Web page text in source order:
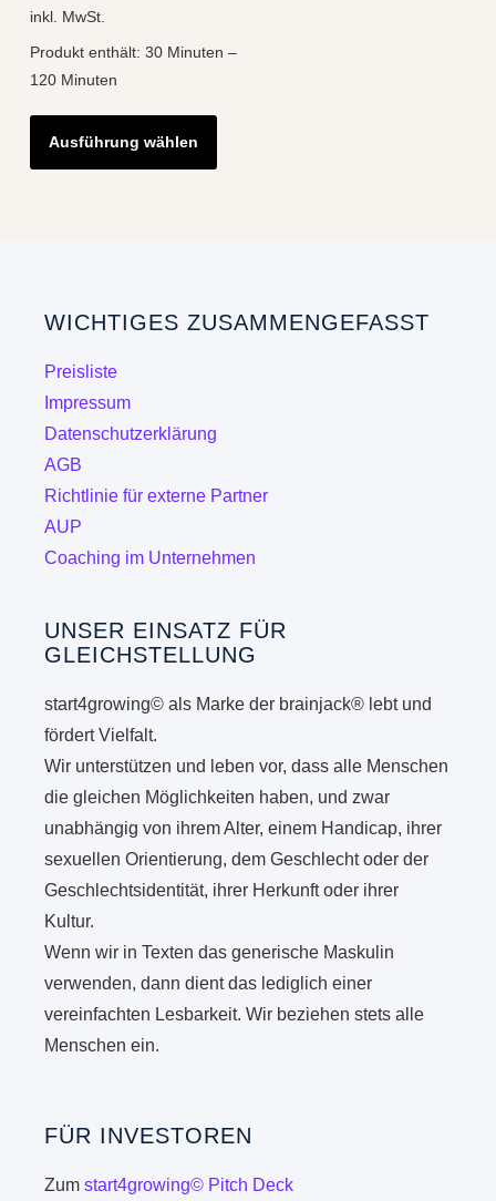
inkl. MwSt.
Produkt enthält: 30 Minuten –
120 Minuten
Ausführung wählen
Dieses
weist
Optionen
gewählt
WICHTIGES ZUSAMMENGEFASST
Preisliste
Impressum
Datenschutzerklärung
AGB
Richtlinie für externe Partner
AUP
Coaching im Unternehmen
UNSER EINSATZ FÜR
GLEICHSTELLUNG
start4growing© als Marke der brainjack® lebt und
fördert Vielfalt.
Wir unterstützen und leben vor, dass alle Menschen
die gleichen Möglichkeiten haben, und zwar
unabhängig von ihrem Alter, einem Handicap, ihrer
sexuellen Orientierung, dem Geschlecht oder der
Geschlechtsidentität, ihrer Herkunft oder ihrer
Kultur.
Wenn wir in Texten das generische Maskulin
verwenden, dann dient das lediglich einer
vereinfachten Lesbarkeit. Wir beziehen stets alle
Menschen ein.
FÜR INVESTOREN
Zumstart4growing© Pitch Deck